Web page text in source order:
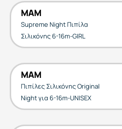
MAM
Supreme Night Πιπίλα
Σιλικόνης 6-16m-GIRL
MAM
Πιπίλες Σιλικόνης Original
Night για 6-16m-UNISEX